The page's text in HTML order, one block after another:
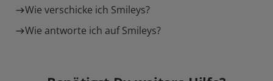
Wie verschicke ich Smileys?
Wie antworte ich auf Smileys?